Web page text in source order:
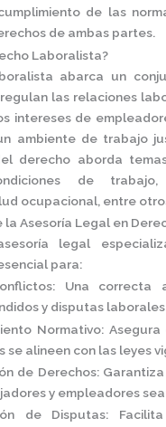
de las
de ambas partes.
Laboralista?
abarca un
las relaciones
intereses de
ambiente de trabajo
derecho aborda
de trabajo,
ocupacional, entre
la Asesoría Legal en
legal
para:
: Una correcta
y disputas
Normativo:
se alineen con las leyes
de Derechos:
y empleadores
de Disputas: